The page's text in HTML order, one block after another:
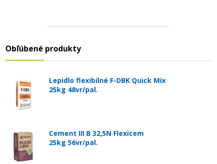
Obľúbené produkty
Lepidlo flexibilné F-DBK Quick Mix
25kg 48vr/pal.
Cement III B 32,5N Flexicem
25kg 56vr/pal.